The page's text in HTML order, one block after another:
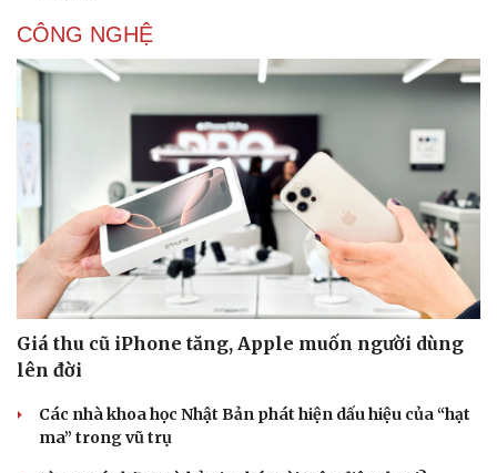
Nam khoa
Phòng mạch online
CÔNG NGHỆ
Giá thu cũ iPhone tăng, Apple muốn người dùng
lên đời
Các nhà khoa học Nhật Bản phát hiện dấu hiệu của “hạt
ma” trong vũ trụ